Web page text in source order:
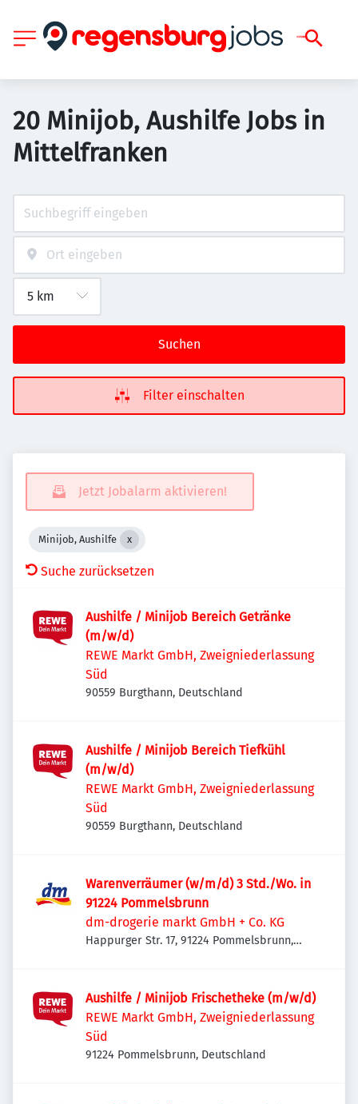
20 Minijob, Aushilfe Jobs in
Mittelfranken
Suchen
Filter einschalten
Jetzt Jobalarm aktivieren!
Minijob, Aushilfe
Suche zurücksetzen
Aushilfe / Minijob Bereich Getränke
(m/w/d)
REWE Markt GmbH, Zweigniederlassung
Süd
90559 Burgthann, Deutschland
Aushilfe / Minijob Bereich Tiefkühl
(m/w/d)
REWE Markt GmbH, Zweigniederlassung
Süd
90559 Burgthann, Deutschland
Warenverräumer (w/m/d) 3 Std./Wo. in
91224 Pommelsbrunn
dm-drogerie markt GmbH + Co. KG
Happurger Str. 17, 91224 Pommelsbrunn,
Aushilfe / Minijob Frischetheke (m/w/d)
REWE Markt GmbH, Zweigniederlassung
Süd
91224 Pommelsbrunn, Deutschland